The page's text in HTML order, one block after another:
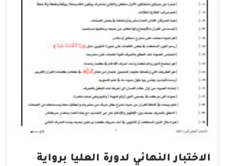
الاختبار النهائي لدورة العليا برواية